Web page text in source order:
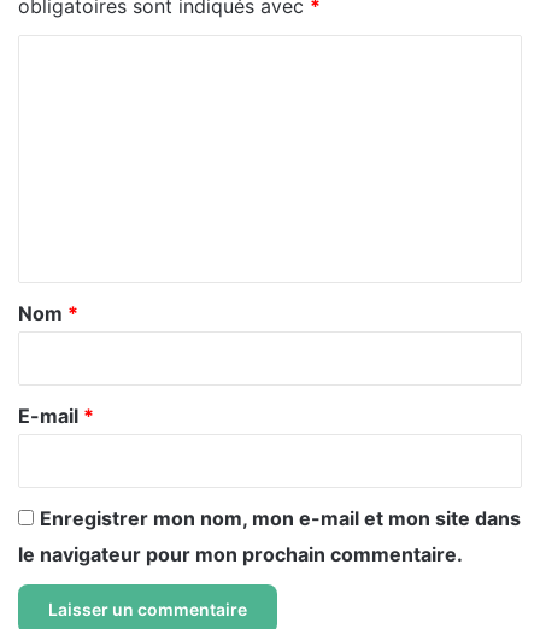
obligatoires sont indiqués avec *
a
r
e
Nom *
E-mail *
Enregistrer mon nom, mon e-mail et mon site dans
le navigateur pour mon prochain commentaire.